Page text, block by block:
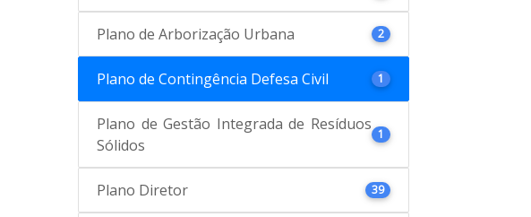
Plano de Arborização Urbana 2
Plano de Contingência Defesa Civil 1
Plano de Gestão Integrada de Resíduos
Sólidos
1
Plano Diretor 39